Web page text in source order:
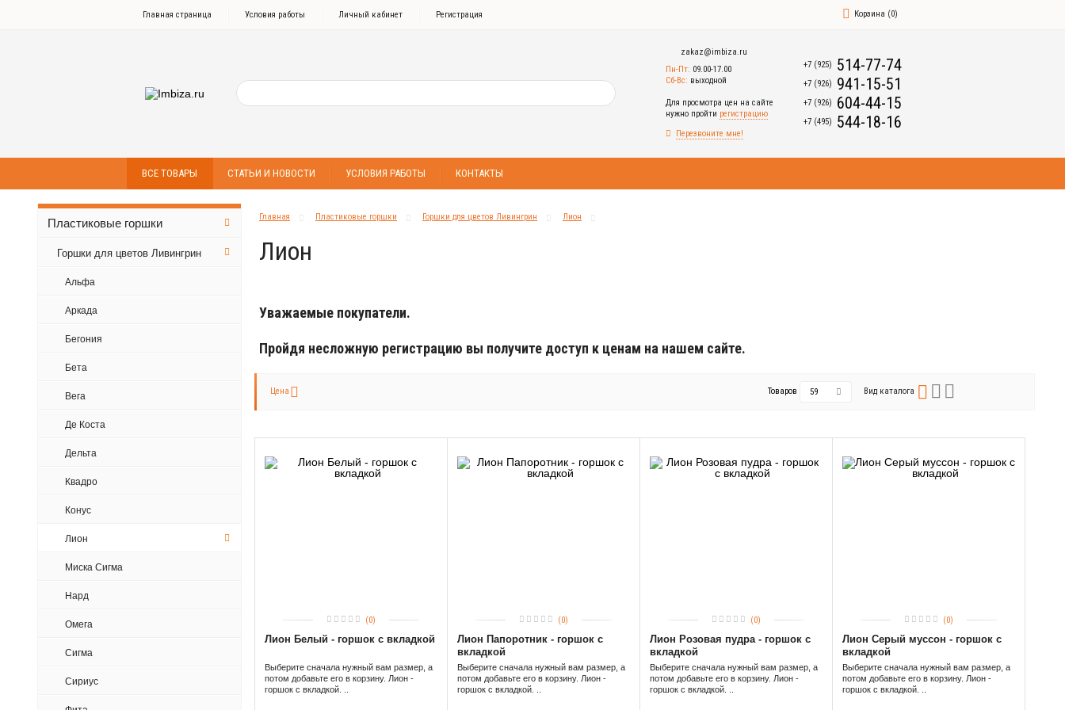
Главная страница Условия работы Личный кабинет Регистрация Корзина (0)
zakaz@imbiza.ru
Пн-Пт: 09.00-17.00
Сб-Вс: выходной
Для просмотра цен на сайте
нужно пройти регистрацию
Перезвоните мне!
+7 (925) 514-77-74
+7 (926) 941-15-51
+7 (926) 604-44-15
+7 (495) 544-18-16
ВСЕ ТОВАРЫ СТАТЬИ И НОВОСТИ УСЛОВИЯ РАБОТЫ КОНТАКТЫ
Пластиковые горшки
Горшки для цветов Ливингрин
Альфа
Аркада
Бегония
Бета
Вега
Де Коста
Дельта
Квадро
Конус
Лион
Миска Сигма
Нард
Омега
Сигма
Сириус
Главная Пластиковые горшки Горшки для цветов Ливингрин Лион
Лион
Уважаемые покупатели.
Пройдя несложную регистрацию вы получите доступ к ценам на нашем сайте.
Цена Товаров 59 Вид каталога
(0)
Лион Белый - горшок с вкладкой
Выберите сначала нужный вам размер, а
потом добавьте его в корзину. Лион -
горшок с вкладкой. ..
(0)
Лион Папоротник - горшок с
вкладкой
Выберите сначала нужный вам размер, а
потом добавьте его в корзину. Лион -
горшок с вкладкой. ..
(0)
Лион Розовая пудра - горшок с
вкладкой
Выберите сначала нужный вам размер, а
потом добавьте его в корзину. Лион -
горшок с вкладкой. ..
(0)
Лион Серый муссон - горшок с
вкладкой
Выберите сначала нужный вам размер, а
потом добавьте его в корзину. Лион -
горшок с вкладкой. ..